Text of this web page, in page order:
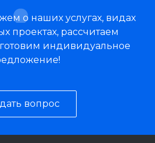
о наших услугах, видах
проектах, рассчитаем
индивидуальное
вопрос